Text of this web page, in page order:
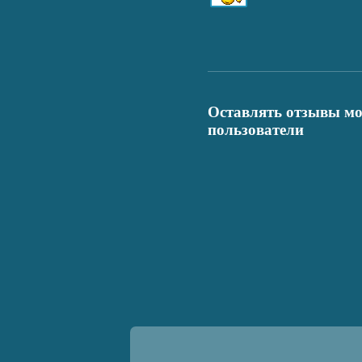
Оставлять отзывы
пользователи